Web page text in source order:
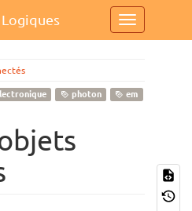
photon em